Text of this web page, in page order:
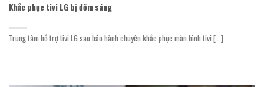
Khắc phục tivi LG bị đốm sáng
Trung tâm hỗ trợ tivi LG sau bảo hành chuyên khắc phục màn hình tivi [...]